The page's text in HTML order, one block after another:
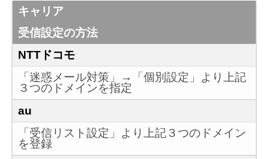
キャリア
受信設定の方法
NTTドコモ
「迷惑メール対策」→「個別設定」より上記
３つのドメインを指定
au
「受信リスト設定」より上記３つのドメイン
を登録